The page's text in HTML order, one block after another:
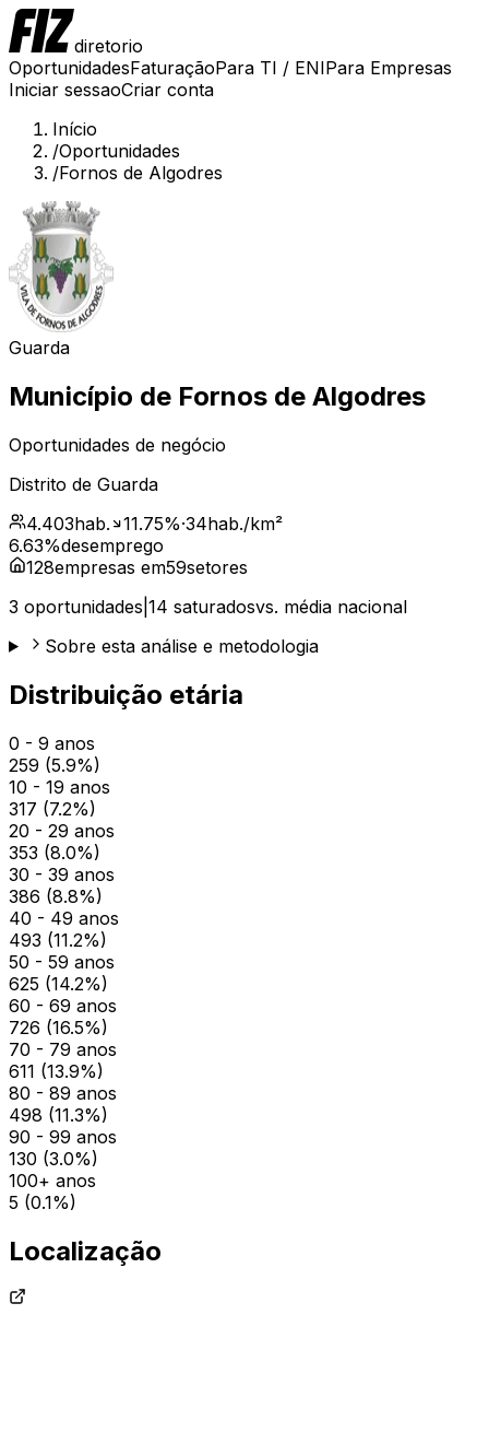
diretorio
OportunidadesFaturaçãoPara TI / ENIPara Empresas
Iniciar sessaoCriar conta
Início
/Oportunidades
/Fornos de Algodres
Guarda
Município de Fornos de Algodres
Oportunidades de negócio
Distrito de Guarda
4.403hab. 11.75%·34hab./km²
6.63%desemprego
128empresas em59setores
3 oportunidades 14 saturadosvs. média nacional
Sobre esta análise e metodologia
Distribuição etária
0 - 9 anos
259 (5.9%)
10 - 19 anos
317 (7.2%)
20 - 29 anos
353 (8.0%)
30 - 39 anos
386 (8.8%)
40 - 49 anos
493 (11.2%)
50 - 59 anos
625 (14.2%)
60 - 69 anos
726 (16.5%)
70 - 79 anos
611 (13.9%)
80 - 89 anos
498 (11.3%)
90 - 99 anos
130 (3.0%)
100+ anos
5 (0.1%)
Localização